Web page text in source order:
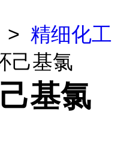
> 精细化工
己基氯
基氯